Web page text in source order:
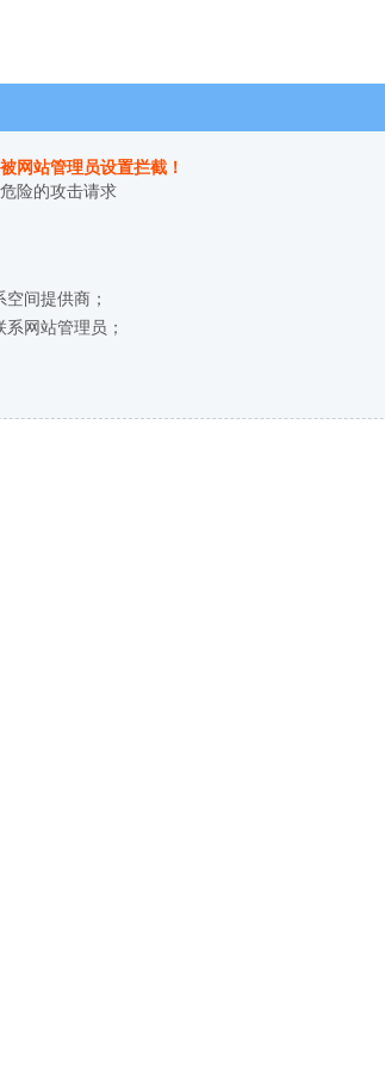
网站管理员设置拦截！
险的攻击请求
间提供商；
网站管理员；